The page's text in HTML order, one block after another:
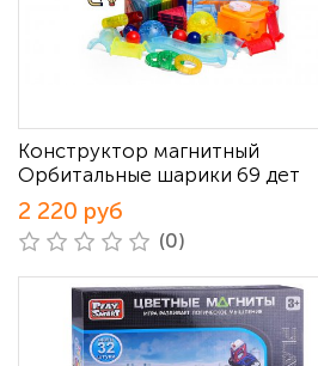
Конструктор магнитный
Орбитальные шарики 69 дет
2 220 руб
(0)